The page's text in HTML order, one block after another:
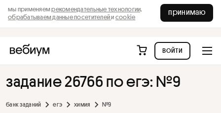
мы применяемрекомендательные технологии,
обрабатываем данные посетителейи cookie
принимаю
войти
задание 26766 по егэ: №9
банк заданий егэ химия №9